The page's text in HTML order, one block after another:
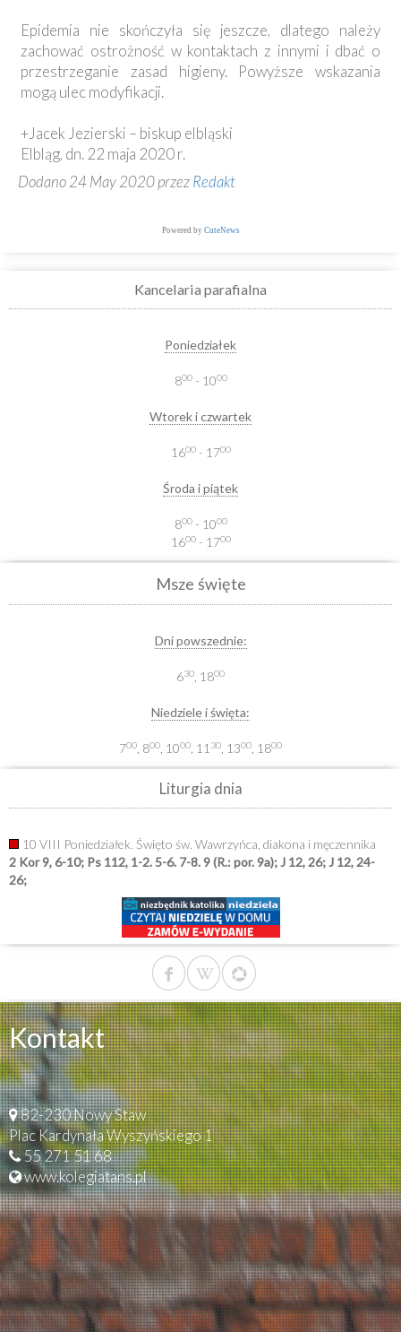
Epidemia nie skończyła się jeszcze, dlatego należy
zachować ostrożność w kontaktach z innymi i dbać o
przestrzeganie zasad higieny. Powyższe wskazania
mogą ulec modyfikacji.
+Jacek Jezierski – biskup elbląski
Elbląg, dn. 22 maja 2020 r.
Dodano 24 May 2020 przezRedakt
Powered by CuteNews
Kancelaria parafialna
Poniedziałek
800- 1000
Wtorek i czwartek
1600- 1700
Środa i piątek
800- 1000
1600- 1700
Msze święte
Dni powszednie:
630 , 1800
Niedziele i święta:
700 , 800 , 1000 , 11 30 , 1300 , 1800
Liturgia dnia
10 VIII Poniedziałek. Święto św. Wawrzyńca, diakona i męczennika
2 Kor 9, 6-10; Ps 112, 1-2. 5-6. 7-8. 9 (R.: por. 9a); J 12, 26; J 12, 24-
26;
Kontakt
82-230 Nowy Staw
Plac Kardynała Wyszyńskiego 1
55 271 51 68
www.kolegiatans.pl